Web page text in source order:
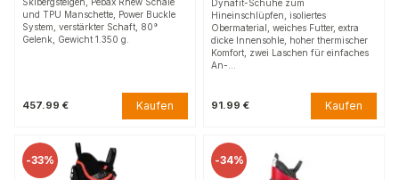
und TPU Manschette, Power Buckle
System, verstärkter Schaft, 80°
Gelenk, Gewicht 1.350 g.
457.99 € Kaufen
Dynafit-Schuhe zum
Hineinschlüpfen, isoliertes
Obermaterial, weiches Futter, extra
dicke Innensohle, hoher thermischer
Komfort, zwei Laschen für einfaches
An-…
91.99 € Kaufen
-33% -34%